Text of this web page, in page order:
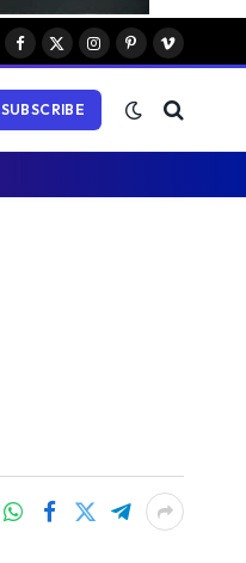
Facebook
X
Instagram
PinterestVimeo
SUBSCRIBE